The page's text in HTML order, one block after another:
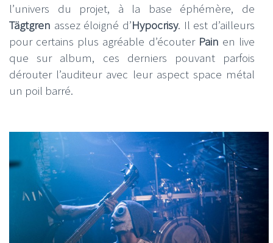
l’univers du projet, à la base éphémère, de
Tägtgren assez éloigné d’Hypocrisy. Il est d’ailleurs
pour certains plus agréable d’écouter Pain en live
que sur album, ces derniers pouvant parfois
dérouter l’auditeur avec leur aspect space métal
un poil barré.